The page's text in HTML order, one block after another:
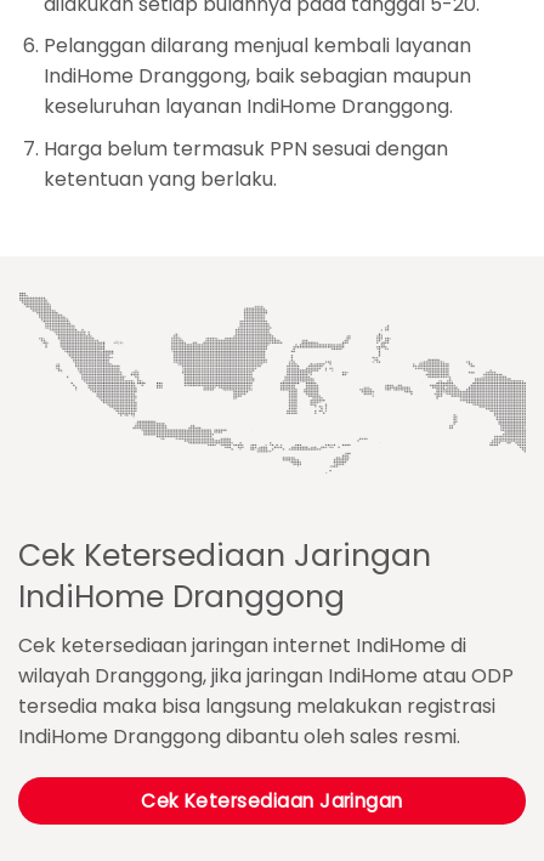
Pelanggan dilarang menjual kembali layanan
IndiHome Dranggong, baik sebagian maupun
keseluruhan layanan IndiHome Dranggong.
Harga belum termasuk PPN sesuai dengan
ketentuan yang berlaku.
Cek Ketersediaan Jaringan
IndiHome Dranggong
Cek ketersediaan jaringan internet IndiHome di
wilayah Dranggong, jika jaringan IndiHome atau ODP
tersedia maka bisa langsung melakukan registrasi
IndiHome Dranggong dibantu oleh sales resmi.
Cek Ketersediaan Jaringan